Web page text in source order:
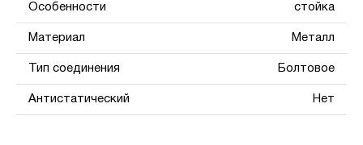
Особенности стойка
Материал Металл
Тип соединения Болтовое
Антистатический Нет